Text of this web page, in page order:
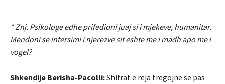
* Znj. Psikologe edhe prifedioni juaj si i mjekeve, humanitar.
Mendoni se intersimi i njerezve sit eshte me i madh apo me i
vogel?
Shkendije Berisha-Pacolli:Shifrat e reja tregojnë se pas